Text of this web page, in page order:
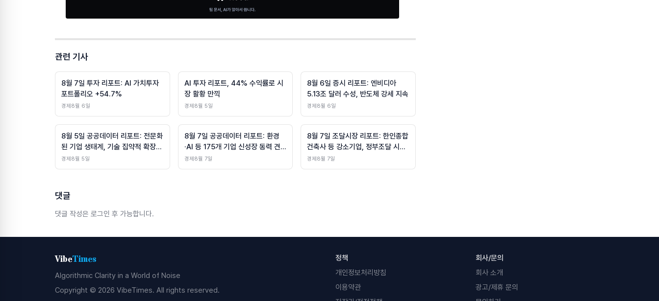
관련 기사
8월 7일 투자 리포트: AI 가치투자
포트폴리오 +54.7%
경제 8월 6일
AI 투자 리포트, 44% 수익률로 시
장 활황 만끽
경제 8월 5일
8월 6일 증시 리포트: 엔비디아
5.13조 달러 수성, 반도체 강세 지속
경제 8월 6일
8월 5일 공공데이터 리포트: 전문화
된 기업 생태계, 기술 집약적 확장
가속
경제 8월 5일
8월 7일 공공데이터 리포트: 환경
·AI 등 175개 기업 신성장 동력 견
인
경제 8월 7일
8월 7일 조달시장 리포트: 한인종합
건축사 등 강소기업, 정부조달 시장
산업 다변화
경제 8월 7일
댓글
댓글 작성은 로그인 후 가능합니다.
VibeTimes
Algorithmic Clarity in a World of Noise
Copyright © 2026 VibeTimes. All rights reserved.
정책
개인정보처리방침
이용약관
회사/문의
회사 소개
광고/제휴 문의